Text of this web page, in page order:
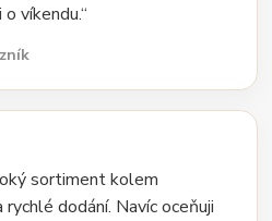
víkendu.“
sortiment kolem
dodání. Navíc oceňuji